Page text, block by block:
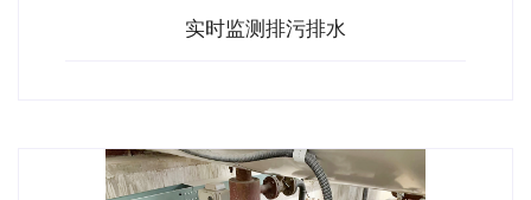
实时监测排污排水